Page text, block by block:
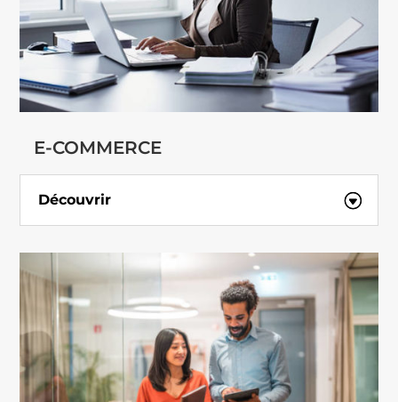
E-COMMERCE
Découvrir